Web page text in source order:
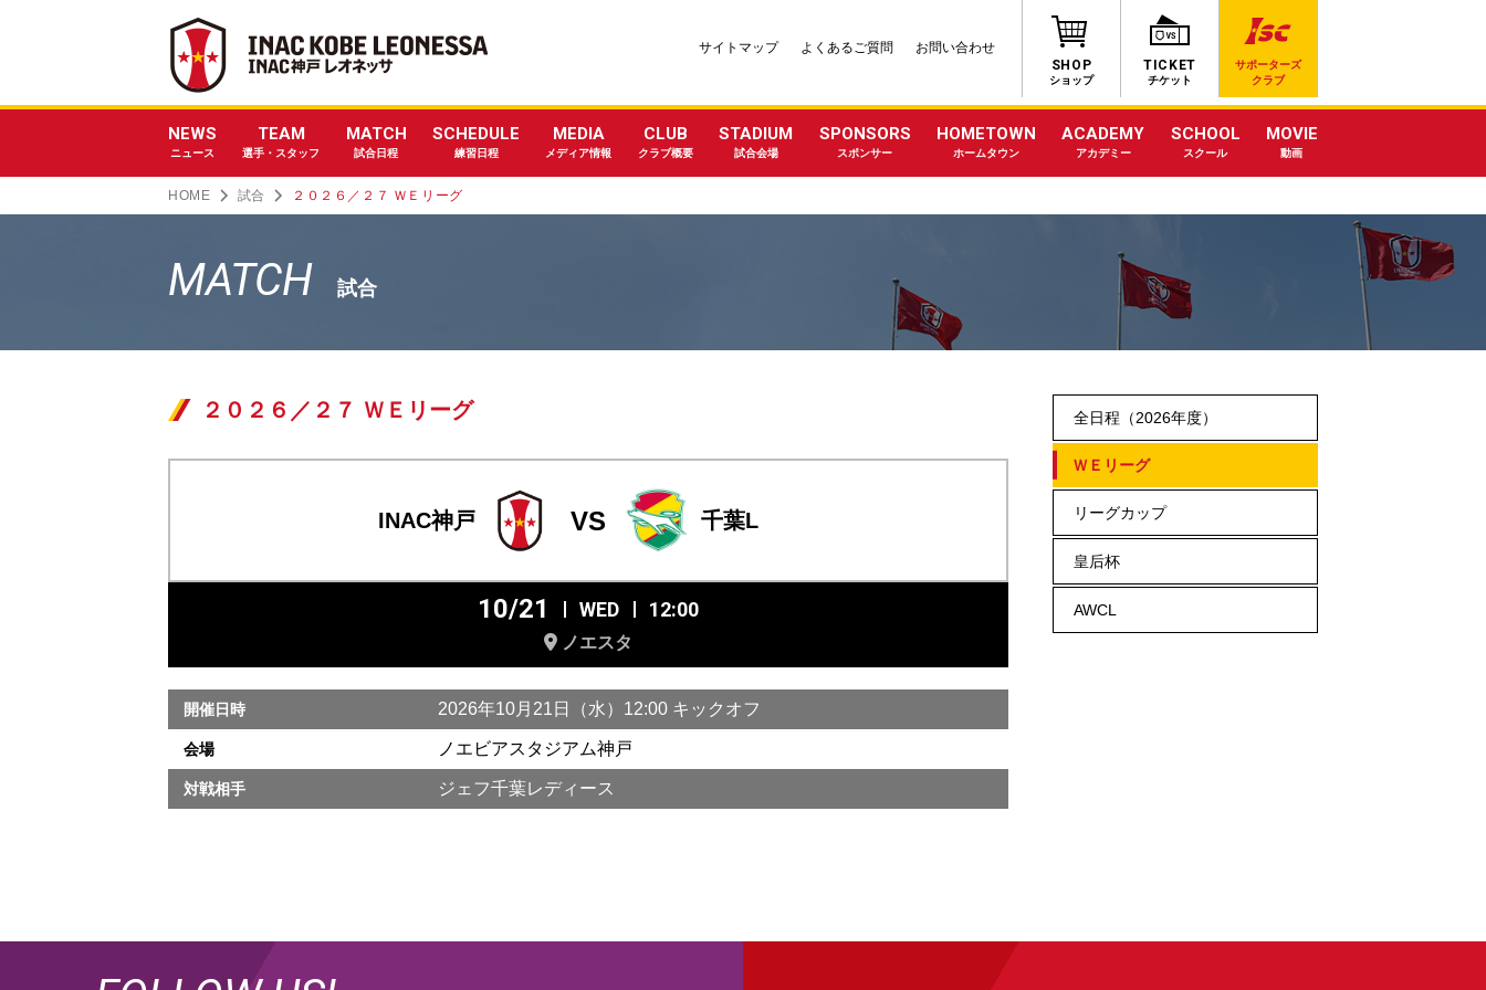
NEWS
ニュース
TEAM
選手・スタッフ
MATCH
試合日程
SCHEDULE
練習日程
MEDIA
メディア情報
CLUB
クラブ概要
STADIUM
試合会場
SPONSORS
スポンサー
HOMETOWN
ホームタウン
ACADEMY
アカデミー
SCHOOL
スクール
MOVIE
動画
SHOP
ショップ
TICKET
チケット
サポーターズ
クラブ
サイトマップ よくあるご質問 お問い合わせ
HOME 試合 ２０２６／２７ ＷＥリーグ
MATCH 試合
２０２６／２７ ＷＥリーグ
INAC神戸 VS 千葉L
10/21 WED 12:00
ノエスタ
開催日時 2026年10月21日（水）12:00 キックオフ
会場 ノエビアスタジアム神戸
対戦相手 ジェフ千葉レディース
全日程（2026年度）
ＷＥリーグ
リーグカップ
皇后杯
AWCL